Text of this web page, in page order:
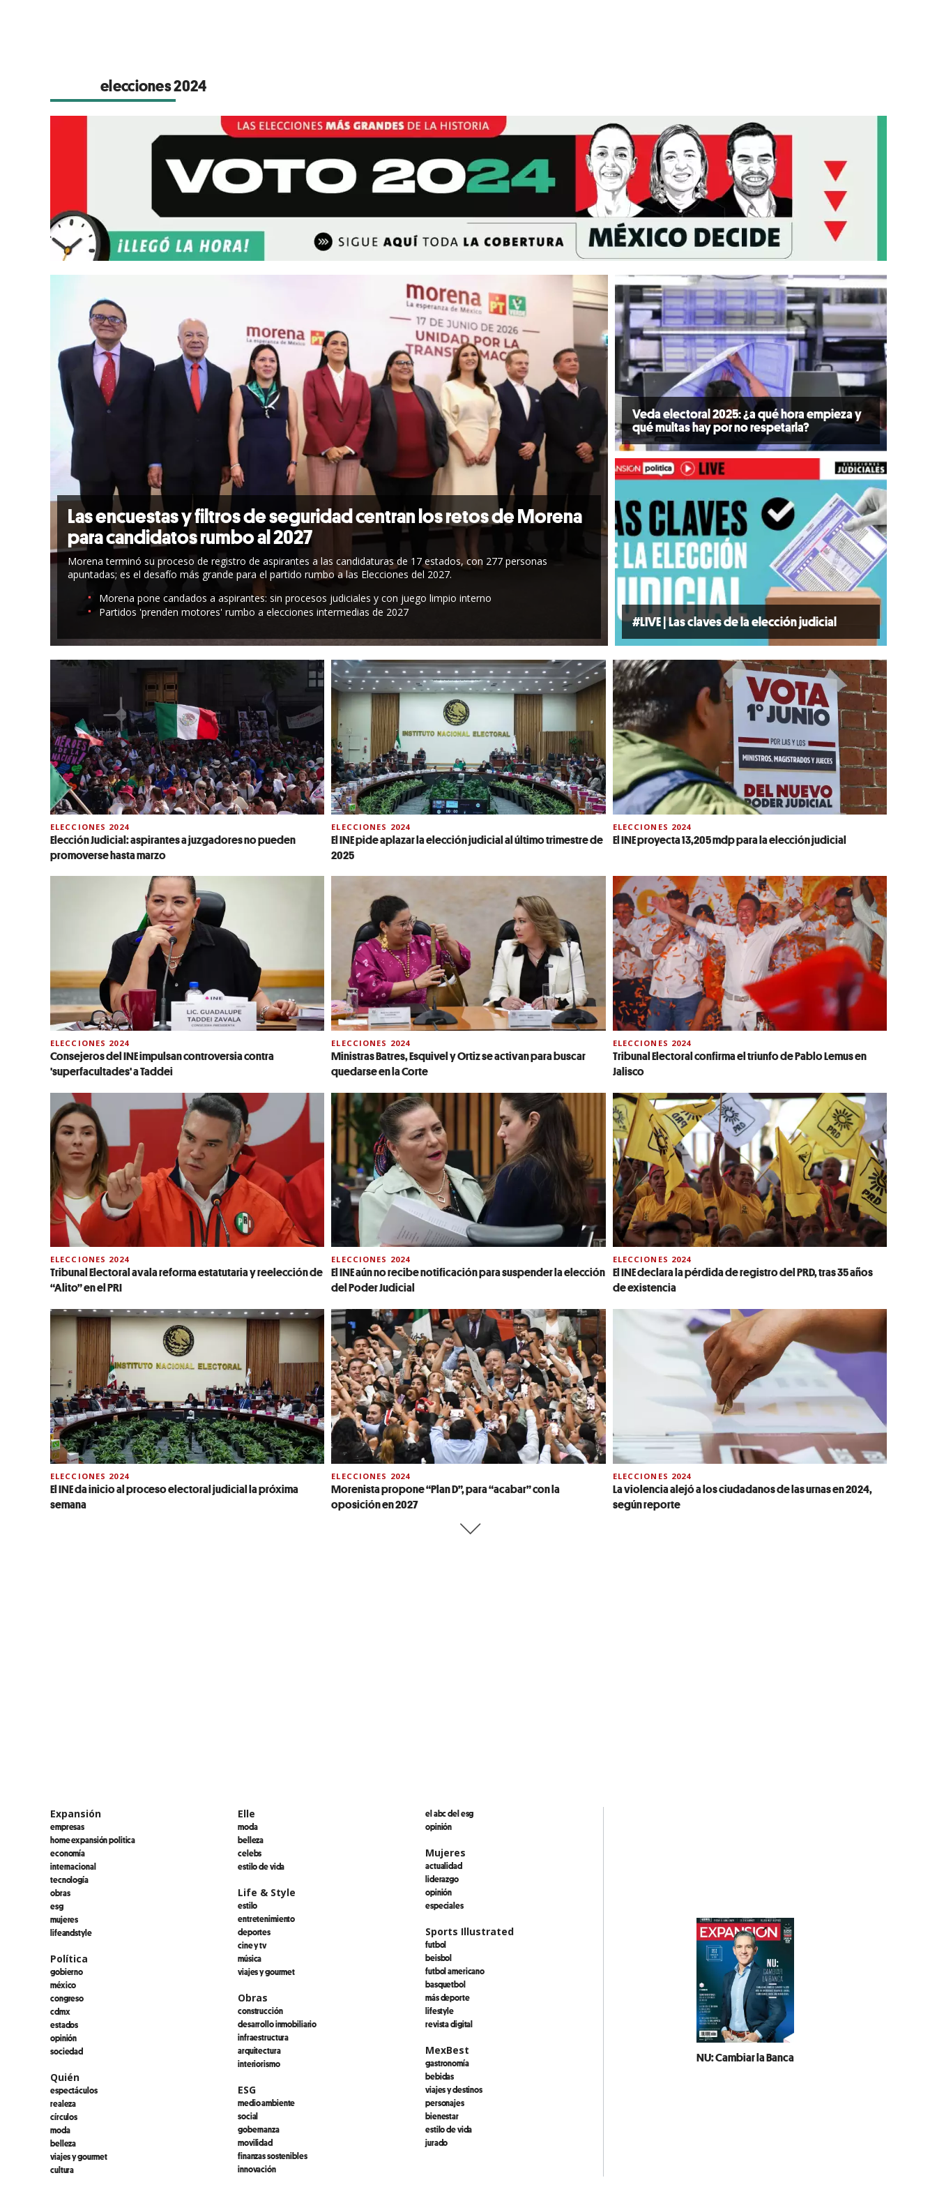
elecciones 2024
Las encuestas y filtros de seguridad centran los retos de Morena
para candidatos rumbo al 2027
Morena terminó su proceso de registro de aspirantes a las candidaturas de 17 estados, con 277 personas
apuntadas; es el desafío más grande para el partido rumbo a las Elecciones del 2027.
Morena pone candados a aspirantes: sin procesos judiciales y con juego limpio interno
Partidos 'prenden motores' rumbo a elecciones intermedias de 2027
Veda electoral 2025: ¿a qué hora empieza y
qué multas hay por no respetarla?
#LIVE | Las claves de la elección judicial
ELECCIONES 2024
Elección Judicial: aspirantes a juzgadores no pueden
promoverse hasta marzo
ELECCIONES 2024
El INE pide aplazar la elección judicial al último trimestre de
2025
ELECCIONES 2024
El INE proyecta 13,205 mdp para la elección judicial
ELECCIONES 2024
Consejeros del INE impulsan controversia contra
'superfacultades' a Taddei
ELECCIONES 2024
Ministras Batres, Esquivel y Ortiz se activan para buscar
quedarse en la Corte
ELECCIONES 2024
Tribunal Electoral confirma el triunfo de Pablo Lemus en
Jalisco
ELECCIONES 2024
Tribunal Electoral avala reforma estatutaria y reelección de
“Alito” en el PRI
ELECCIONES 2024
El INE aún no recibe notificación para suspender la elección
del Poder Judicial
ELECCIONES 2024
El INE declara la pérdida de registro del PRD, tras 35 años
de existencia
ELECCIONES 2024
El INE da inicio al proceso electoral judicial la próxima
semana
ELECCIONES 2024
Morenista propone “Plan D”, para “acabar” con la
oposición en 2027
ELECCIONES 2024
La violencia alejó a los ciudadanos de las urnas en 2024,
según reporte
Expansión
empresas
home expansión politica
economía
internacional
tecnología
obras
esg
mujeres
lifeandstyle
Política
gobierno
méxico
congreso
cdmx
estados
opinión
sociedad
Quién
espectáculos
realeza
círculos
moda
belleza
viajes y gourmet
cultura
Elle
moda
belleza
celebs
estilo de vida
Life & Style
estilo
entretenimiento
deportes
cine y tv
música
viajes y gourmet
Obras
construcción
desarrollo inmobiliario
infraestructura
arquitectura
interiorismo
ESG
medio ambiente
social
gobernanza
movilidad
finanzas sostenibles
innovación
el abc del esg
opinión
Mujeres
actualidad
liderazgo
opinión
especiales
Sports Illustrated
futbol
beisbol
futbol americano
basquetbol
más deporte
lifestyle
revista digital
MexBest
gastronomía
bebidas
viajes y destinos
personajes
bienestar
estilo de vida
jurado
NU: Cambiar la Banca